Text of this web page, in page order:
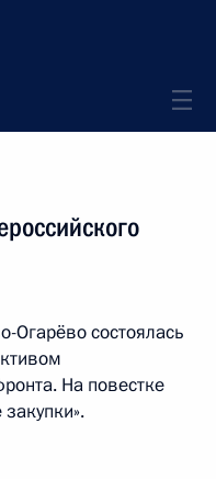
Огарёво состоялась
На повестке